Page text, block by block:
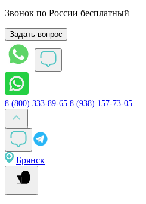
Звонок по России бесплатный
Задать вопрос
8 (800) 333-89-65 8 (938) 157-73-05
Брянск